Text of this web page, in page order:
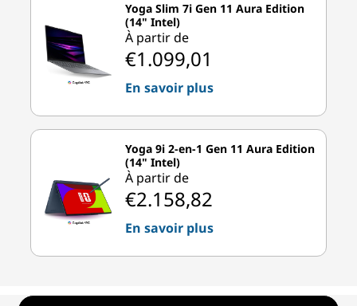
Yoga Slim 7i Gen 11 Aura Edition
(14" Intel)
À partir de
€1.099,01
En savoir plus
Yoga 9i 2-en-1 Gen 11 Aura Edition
(14" Intel)
À partir de
€2.158,82
En savoir plus